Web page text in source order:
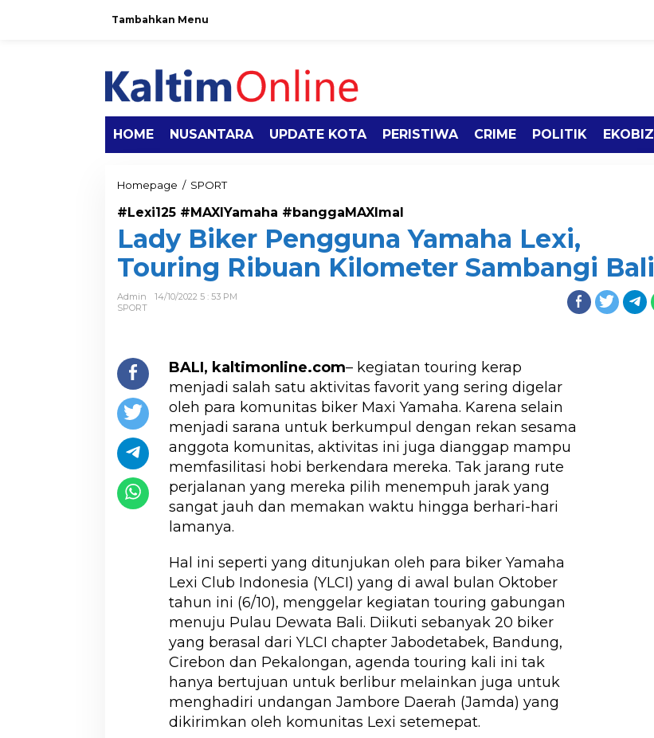
Tambahkan Menu
HOME NUSANTARA UPDATE KOTA PERISTIWA CRIME POLITIK EKOBIZ
Homepage / SPORT
#Lexi125 #MAXIYamaha #banggaMAXImal
Lady Biker Pengguna Yamaha Lexi,
Touring Ribuan Kilometer Sambangi Bali
Admin
14/10/2022 5 : 53 PM
SPORT
BALI, kaltimonline.com– kegiatan touring kerap
menjadi salah satu aktivitas favorit yang sering digelar
oleh para komunitas biker Maxi Yamaha. Karena selain
menjadi sarana untuk berkumpul dengan rekan sesama
anggota komunitas, aktivitas ini juga dianggap mampu
memfasilitasi hobi berkendara mereka. Tak jarang rute
perjalanan yang mereka pilih menempuh jarak yang
sangat jauh dan memakan waktu hingga berhari-hari
lamanya.
Hal ini seperti yang ditunjukan oleh para biker Yamaha
Lexi Club Indonesia (YLCI) yang di awal bulan Oktober
tahun ini (6/10), menggelar kegiatan touring gabungan
menuju Pulau Dewata Bali. Diikuti sebanyak 20 biker
yang berasal dari YLCI chapter Jabodetabek, Bandung,
Cirebon dan Pekalongan, agenda touring kali ini tak
hanya bertujuan untuk berlibur melainkan juga untuk
menghadiri undangan Jambore Daerah (Jamda) yang
dikirimkan oleh komunitas Lexi setemepat.